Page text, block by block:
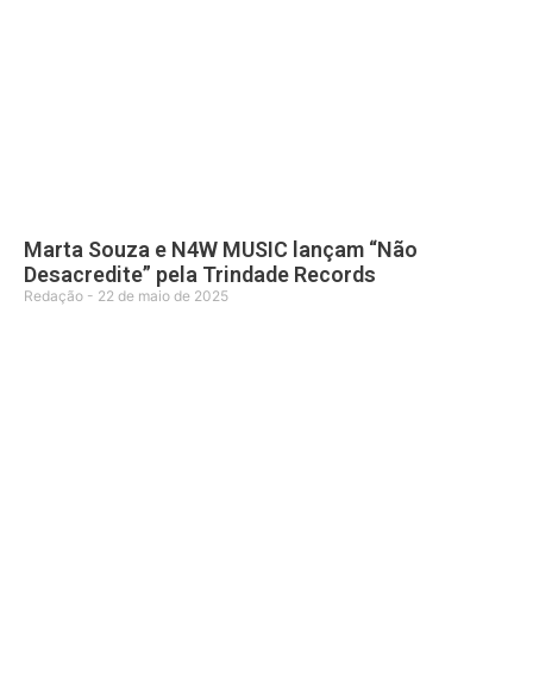
Marta Souza e N4W MUSIC lançam “Não
Desacredite” pela Trindade Records
Redação 22 de maio de 2025